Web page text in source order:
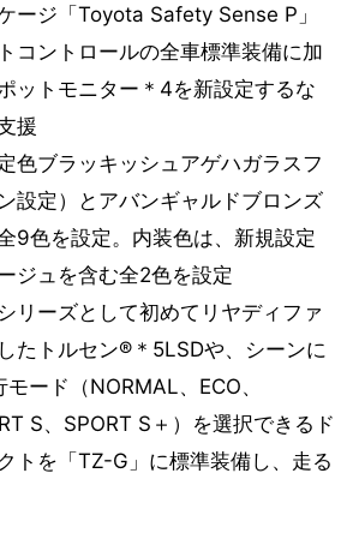
ージ「Toyota Safety Sense P」
コントロールの全車標準装備に加
ットモニター＊4を新設定するな
援
色ブラッキッシュアゲハガラスフ
設定）とアバンギャルドブロンズ
9色を設定。内装色は、新規設定
ジュを含む全2色を設定
リーズとして初めてリヤディファ
たトルセン®＊5LSDや、シーンに
ード（NORMAL、ECO、
S、SPORT S＋）を選択できるド
トを「TZ-G」に標準装備し、走る